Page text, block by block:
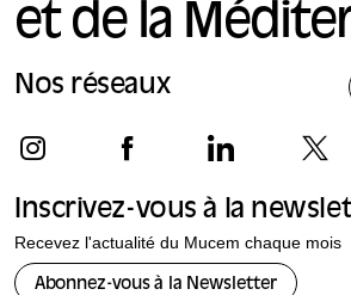
et de la
Nos réseaux
Inscrivez-vous à la
Recevez l'actualité du Mucem chaque mois
Abonnez-vous à la Newsletter